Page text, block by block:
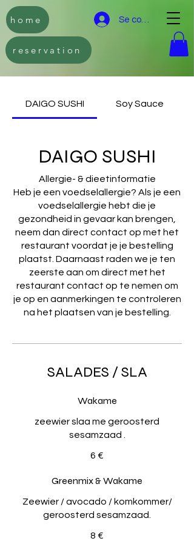
Se connecter
reservation
home
DAIGO SUSHI Soy Sauce
DAIGO SUSHI
Allergie- & dieetinformatie
Heb je een voedselallergie? Als je een
voedselallergie hebt die je
gezondheid in gevaar kan brengen,
neem dan direct contact op met het
restaurant voordat je je bestelling
plaatst. Daarnaast raden we je ten
zeerste aan om direct met het
restaurant contact op te nemen om
je op en aanmerkingen te controleren
na het plaatsen van je bestelling.
SALADES / SLA
Wakame
zeewier slaa me geroosterd
6 €
Greenmix & Wakame
Zeewier / avocado / komkommer/
geroosterd sesamzaad.
8 €